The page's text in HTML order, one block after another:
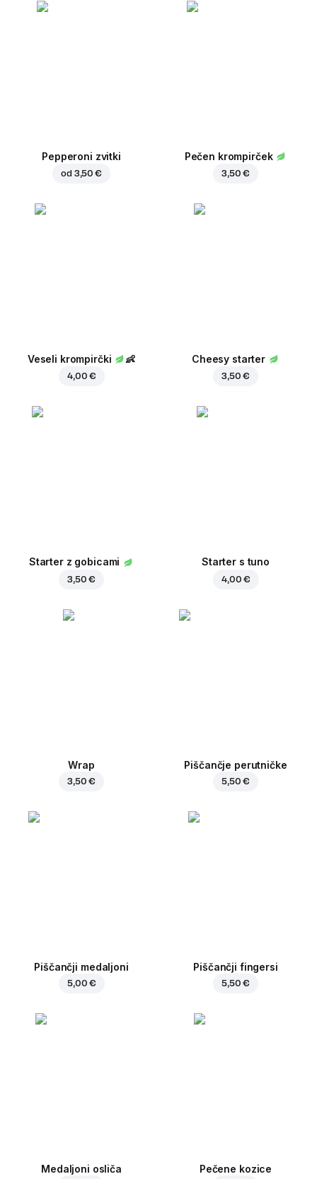
Pepperoni zvitki
od 3,50 €
Pečen krompirček
3,50 €
Veseli krompirčki 👶
4,00 €
Cheesy starter
3,50 €
Starter z gobicami
3,50 €
Starter s tuno
4,00 €
Wrap
3,50 €
Piščančje perutničke
5,50 €
Piščančji medaljoni
5,00 €
Piščančji fingersi
5,50 €
Medaljoni osliča Pečene kozice